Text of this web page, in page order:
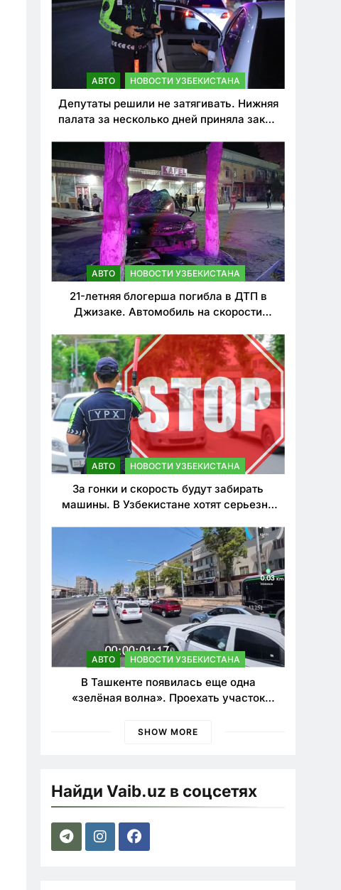
АВТО НОВОСТИ УЗБЕКИСТАНА
Депутаты решили не затягивать. Нижняя
палата за несколько дней приняла закон
нарушителей ПДД
АВТО НОВОСТИ УЗБЕКИСТАНА
21-летняя блогерша погибла в ДТП в
Джизаке. Автомобиль на скорости
АВТО НОВОСТИ УЗБЕКИСТАНА
За гонки и скорость будут забирать
машины. В Узбекистане хотят серьезно
АВТО НОВОСТИ УЗБЕКИСТАНА
В Ташкенте появилась еще одна
«зелёная волна». Проехать участок
SHOW MORE
Найди Vaib.uz в соцсетях